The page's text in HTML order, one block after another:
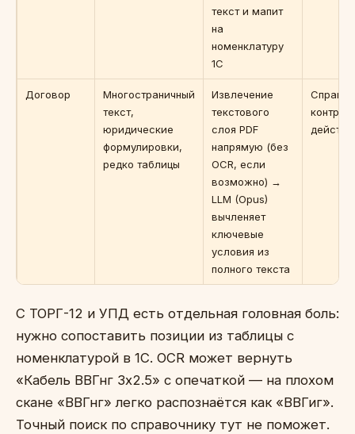
текст и мапит
на
номенклатуру
1С
Договор
Многостраничный
текст,
юридические
формулировки,
редко таблицы
Извлечение
текстового
слоя PDF
напрямую (без
OCR, если
возможно) →
LLM (Opus)
вычленяет
ключевые
условия из
полного текста
С ТОРГ-12 и УПД есть отдельная головная боль:
нужно сопоставить позиции из таблицы с
номенклатурой в 1С. OCR может вернуть
«Кабель ВВГнг 3х2.5» с опечаткой — на плохом
скане «ВВГнг» легко распознаётся как «ВВГиг».
Точный поиск по справочнику тут не поможет.